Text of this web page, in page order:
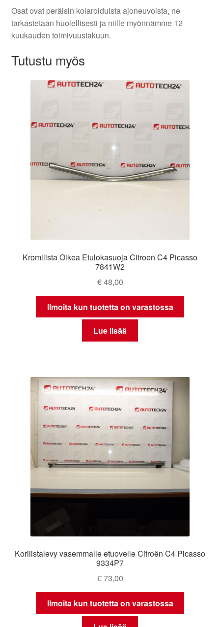
Osat ovat peräisin kolaroiduista ajoneuvoista, ne
tarkastetaan huolellisesti ja niille myönnämme 12
kuukauden toimivuustakuun.
Tutustu myös
Kromilista Oikea Etulokasuoja Citroen C4 Picasso
7841W2
€48,00
Ilmoita kun tuotetta on varastossa
Lue lisää
Korilistalevy vasemmalle etuovelle Citroën C4 Picasso
9334P7
€73,00
Ilmoita kun tuotetta on varastossa